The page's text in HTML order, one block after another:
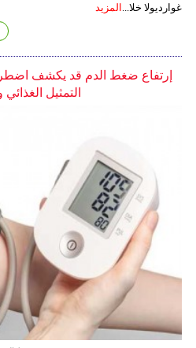
غوارديولا خلا... المزيد
إرتفاع ضغط الدم قد يكشف
التمثيل